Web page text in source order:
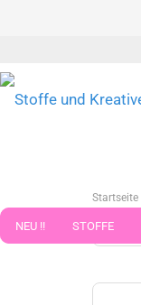
NEU !! STOFFE
Startseite
« Erster